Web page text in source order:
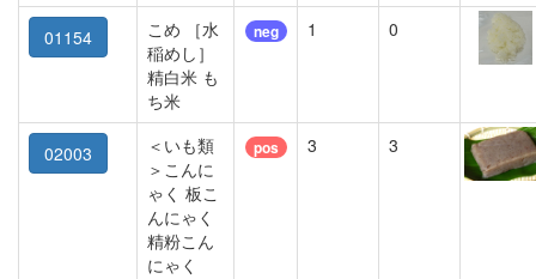
01154
こめ ［水
稲めし］
精白米 も
ち米
neg 1 0
02003
＜いも類
＞こんに
ゃく 板こ
んにゃく
精粉こん
にゃく
pos 3 3